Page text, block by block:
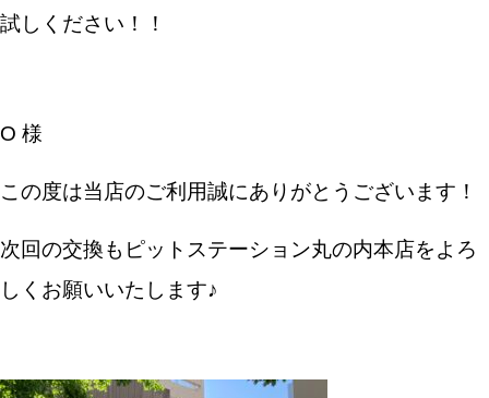
試しください！！
O 様
この度は当店のご利用誠にありがとうございます！
次回の交換もピットステーション丸の内本店をよろ
しくお願いいたします♪